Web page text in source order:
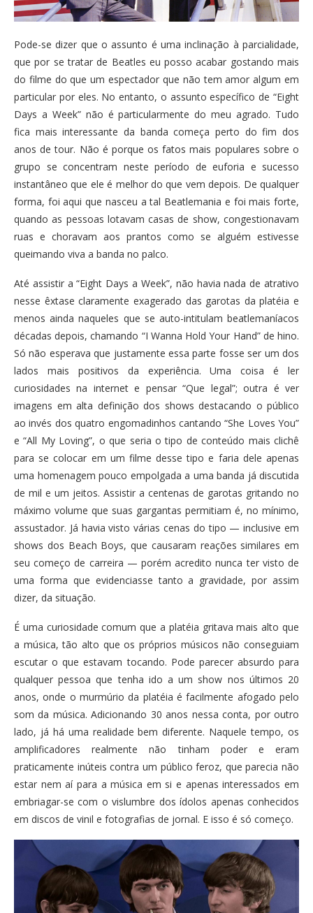
Pode-se dizer que o assunto é uma inclinação à parcialidade,
que por se tratar de Beatles eu posso acabar gostando mais
do filme do que um espectador que não tem amor algum em
particular por eles. No entanto, o assunto específico de “Eight
Days a Week” não é particularmente do meu agrado. Tudo
fica mais interessante da banda começa perto do fim dos
anos de tour. Não é porque os fatos mais populares sobre o
grupo se concentram neste período de euforia e sucesso
instantâneo que ele é melhor do que vem depois. De qualquer
forma, foi aqui que nasceu a tal Beatlemania e foi mais forte,
quando as pessoas lotavam casas de show, congestionavam
ruas e choravam aos prantos como se alguém estivesse
queimando viva a banda no palco.
Até assistir a “Eight Days a Week”, não havia nada de atrativo
nesse êxtase claramente exagerado das garotas da platéia e
menos ainda naqueles que se auto-intitulam beatlemaníacos
décadas depois, chamando “I Wanna Hold Your Hand” de hino.
Só não esperava que justamente essa parte fosse ser um dos
lados mais positivos da experiência. Uma coisa é ler
curiosidades na internet e pensar “Que legal”; outra é ver
imagens em alta definição dos shows destacando o público
ao invés dos quatro engomadinhos cantando “She Loves You”
e “All My Loving”, o que seria o tipo de conteúdo mais clichê
para se colocar em um filme desse tipo e faria dele apenas
uma homenagem pouco empolgada a uma banda já discutida
de mil e um jeitos. Assistir a centenas de garotas gritando no
máximo volume que suas gargantas permitiam é, no mínimo,
assustador. Já havia visto várias cenas do tipo — inclusive em
shows dos Beach Boys, que causaram reações similares em
seu começo de carreira — porém acredito nunca ter visto de
uma forma que evidenciasse tanto a gravidade, por assim
dizer, da situação.
É uma curiosidade comum que a platéia gritava mais alto que
a música, tão alto que os próprios músicos não conseguiam
escutar o que estavam tocando. Pode parecer absurdo para
qualquer pessoa que tenha ido a um show nos últimos 20
anos, onde o murmúrio da platéia é facilmente afogado pelo
som da música. Adicionando 30 anos nessa conta, por outro
lado, já há uma realidade bem diferente. Naquele tempo, os
amplificadores realmente não tinham poder e eram
praticamente inúteis contra um público feroz, que parecia não
estar nem aí para a música em si e apenas interessados em
embriagar-se com o vislumbre dos ídolos apenas conhecidos
em discos de vinil e fotografias de jornal. E isso é só começo.